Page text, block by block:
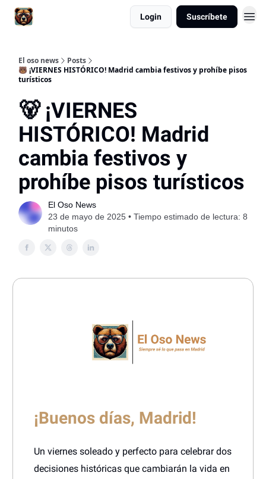
Login Suscríbete
El oso news
Posts
🐻 ¡VIERNES HISTÓRICO! Madrid cambia festivos y prohíbe pisos
turísticos
🐻 ¡VIERNES
HISTÓRICO! Madrid
cambia festivos y
prohíbe pisos turísticos
El Oso News
23 de mayo de 2025 • Tiempo estimado de lectura: 8
minutos
¡Buenos días, Madrid!
Un viernes soleado y perfecto para celebrar dos
decisiones históricas que cambiarán la vida en